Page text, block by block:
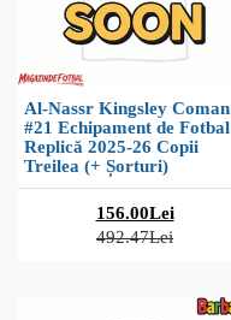
Al-Nassr Kingsley Coman
#21 Echipament de Fotbal
Replică 2025-26 Copii
Treilea (+ Șorturi)
156.00Lei
492.47Lei